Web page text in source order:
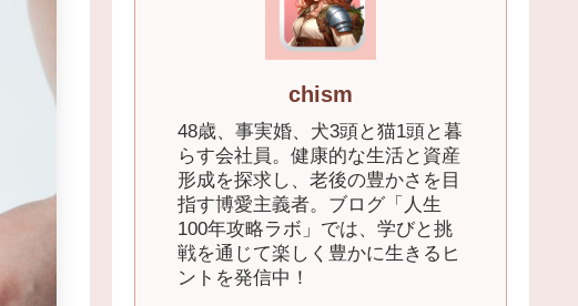
chism
48歳、事実婚、犬3頭と猫1頭と暮
らす会社員。健康的な生活と資産
形成を探求し、老後の豊かさを目
指す博愛主義者。ブログ「人生
100年攻略ラボ」では、学びと挑
戦を通じて楽しく豊かに生きるヒ
ントを発信中！